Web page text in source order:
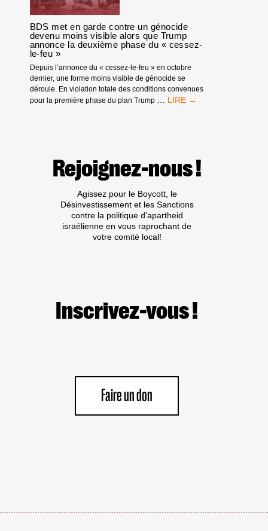
BDS met en garde contre un génocide
devenu moins visible alors que Trump
annonce la deuxième phase du « cessez-
le-feu »
Depuis l’annonce du « cessez-le-feu » en octobre
dernier, une forme moins visible de génocide se
déroule. En violation totale des conditions convenues
pour la première phase du plan Trump … BDS
GÉNOCIDE
DEVENU
VISIBLE
ALORS
QUE
TRUMP
CESSEZ-
LE-
Rejoignez-nous !
Agissez pour le Boycott, le
Désinvestissement et les Sanctions
contre la politique d'apartheid
israélienne en vous raprochant de
votre comité local!
Inscrivez-vous !
Faire un don